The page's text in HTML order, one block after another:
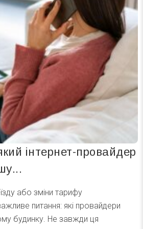
інтернет-провайдер
або зміни тарифу
питання: які провайдери
будинку. Не завжди ця